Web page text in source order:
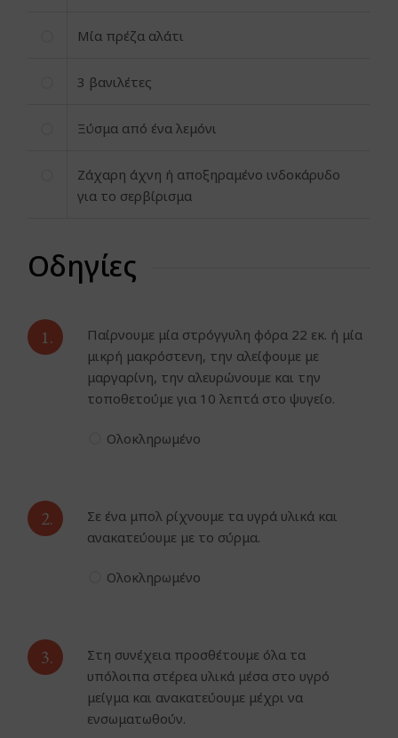
Μία πρέζα αλάτι
3 βανιλέτες
Ξύσμα από ένα λεμόνι
Ζάχαρη άχνη ή αποξηραμένο ινδοκάρυδο
για το σερβίρισμα
Οδηγίες
1.
Παίρνουμε μία στρόγγυλη φόρα 22 εκ. ή μία
μικρή μακρόστενη, την αλείφουμε με
μαργαρίνη, την αλευρώνουμε και την
τοποθετούμε για 10 λεπτά στο ψυγείο.
Ολοκληρωμένο
2.
Σε ένα μπολ ρίχνουμε τα υγρά υλικά και
ανακατεύουμε με το σύρμα.
Ολοκληρωμένο
3.
Στη συνέχεια προσθέτουμε όλα τα
υπόλοιπα στέρεα υλικά μέσα στο υγρό
μείγμα και ανακατεύουμε μέχρι να
ενσωματωθούν.